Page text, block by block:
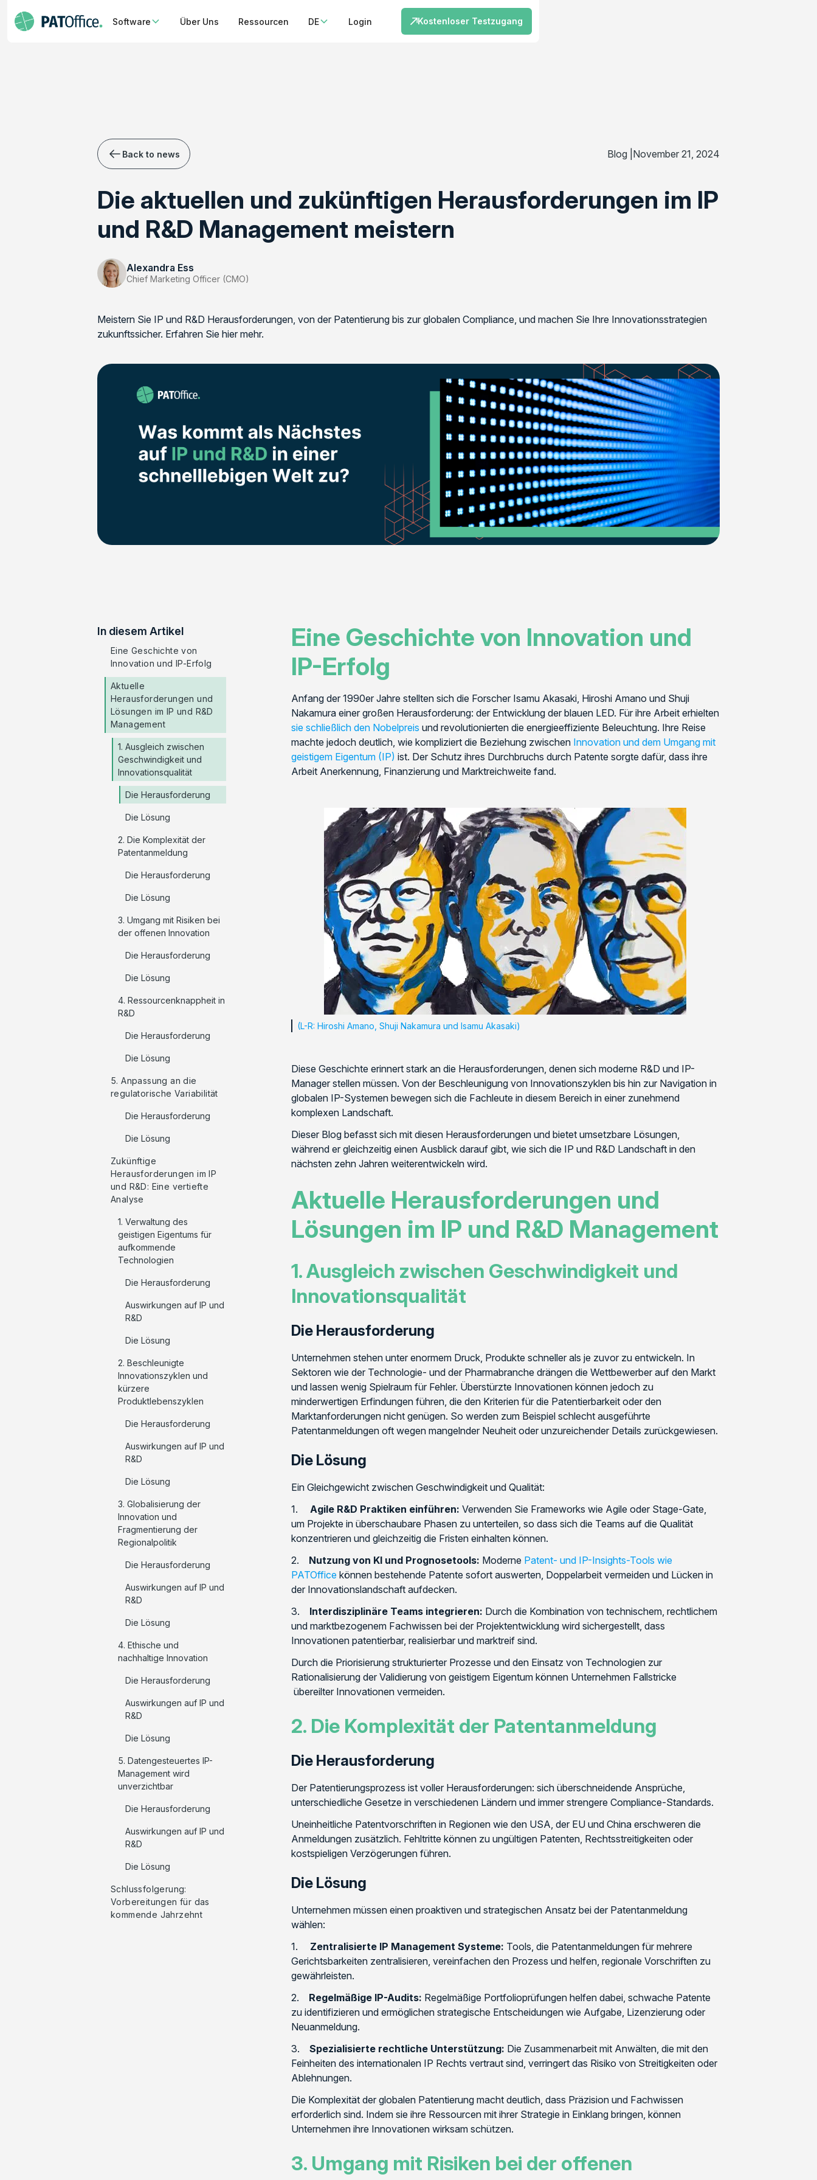
Software Über Uns Ressourcen DE Login Kostenloser Testzugang
Back to news Blog | November 21, 2024
Die aktuellen und zukünftigen Herausforderungen im IP
und R&D Management meistern
Chief Marketing Officer (CMO)
Alexandra Ess
Meistern Sie IP und R&D Herausforderungen, von der Patentierung bis zur globalen Compliance, und machen Sie Ihre Innovationsstrategien
zukunftssicher. Erfahren Sie hier mehr.
In diesem Artikel
Eine Geschichte von
Innovation und IP-Erfolg
Aktuelle
Herausforderungen und
Lösungen im IP und R&D
Management
1. Ausgleich zwischen
Geschwindigkeit und
Innovationsqualität
Die Herausforderung
Die Lösung
2. Die Komplexität der
Patentanmeldung
Die Herausforderung
Die Lösung
3. Umgang mit Risiken bei
der offenen Innovation
Die Herausforderung
Die Lösung
4. Ressourcenknappheit in
R&D
Die Herausforderung
Die Lösung
5. Anpassung an die
regulatorische Variabilität
Die Herausforderung
Die Lösung
Zukünftige
Herausforderungen im IP
und R&D: Eine vertiefte
Analyse
1. Verwaltung des
geistigen Eigentums für
aufkommende
Technologien
Die Herausforderung
Auswirkungen auf IP und
R&D
Die Lösung
2. Beschleunigte
Innovationszyklen und
kürzere
Produktlebenszyklen
Die Herausforderung
Auswirkungen auf IP und
R&D
Die Lösung
3. Globalisierung der
Innovation und
Fragmentierung der
Regionalpolitik
Die Herausforderung
Auswirkungen auf IP und
R&D
Die Lösung
4. Ethische und
nachhaltige Innovation
Die Herausforderung
Auswirkungen auf IP und
R&D
Die Lösung
5. Datengesteuertes IP-
Management wird
unverzichtbar
Die Herausforderung ‍
Auswirkungen auf IP und
R&D
Die Lösung
Schlussfolgerung:
Vorbereitungen für das
kommende Jahrzehnt
Eine Geschichte von Innovation und
IP-Erfolg
Anfang der 1990er Jahre stellten sich die Forscher Isamu Akasaki, Hiroshi Amano und Shuji
Nakamura einer großen Herausforderung: der Entwicklung der blauen LED. Für ihre Arbeit erhielten
sie schließlich den Nobelpreis und revolutionierten die energieeffiziente Beleuchtung. Ihre Reise
machte jedoch deutlich, wie kompliziert die Beziehung zwischen Innovation und dem Umgang mit
geistigem Eigentum (IP) ist. Der Schutz ihres Durchbruchs durch Patente sorgte dafür, dass ihre
Arbeit Anerkennung, Finanzierung und Marktreichweite fand.
(L-R: Hiroshi Amano, Shuji Nakamura und Isamu Akasaki)
Diese Geschichte erinnert stark an die Herausforderungen, denen sich moderne R&D und IP-
Manager stellen müssen. Von der Beschleunigung von Innovationszyklen bis hin zur Navigation in
globalen IP-Systemen bewegen sich die Fachleute in diesem Bereich in einer zunehmend
komplexen Landschaft.
Dieser Blog befasst sich mit diesen Herausforderungen und bietet umsetzbare Lösungen,
während er gleichzeitig einen Ausblick darauf gibt, wie sich die IP und R&D Landschaft in den
nächsten zehn Jahren weiterentwickeln wird.
Aktuelle Herausforderungen und
Lösungen im IP und R&D Management
1. Ausgleich zwischen Geschwindigkeit und
Innovationsqualität
Die Herausforderung
Unternehmen stehen unter enormem Druck, Produkte schneller als je zuvor zu entwickeln. In
Sektoren wie der Technologie- und der Pharmabranche drängen die Wettbewerber auf den Markt
und lassen wenig Spielraum für Fehler. Überstürzte Innovationen können jedoch zu
minderwertigen Erfindungen führen, die den Kriterien für die Patentierbarkeit oder den
Marktanforderungen nicht genügen. So werden zum Beispiel schlecht ausgeführte
Patentanmeldungen oft wegen mangelnder Neuheit oder unzureichender Details zurückgewiesen.
Die Lösung
Ein Gleichgewicht zwischen Geschwindigkeit und Qualität:
1. Agile R&D Praktiken einführen: Verwenden Sie Frameworks wie Agile oder Stage-Gate,
um Projekte in überschaubare Phasen zu unterteilen, so dass sich die Teams auf die Qualität
konzentrieren und gleichzeitig die Fristen einhalten können.
2. Nutzung von KI und Prognosetools: Moderne Patent- und IP-Insights-Tools wie
PATOffice können bestehende Patente sofort auswerten, Doppelarbeit vermeiden und Lücken in
der Innovationslandschaft aufdecken.
3. Interdisziplinäre Teams integrieren: Durch die Kombination von technischem, rechtlichem
und marktbezogenem Fachwissen bei der Projektentwicklung wird sichergestellt, dass
Innovationen patentierbar, realisierbar und marktreif sind.
Durch die Priorisierung strukturierter Prozesse und den Einsatz von Technologien zur
Rationalisierung der Validierung von geistigem Eigentum können Unternehmen Fallstricke
übereilter Innovationen vermeiden.
2. Die Komplexität der Patentanmeldung
Die Herausforderung
Der Patentierungsprozess ist voller Herausforderungen: sich überschneidende Ansprüche,
unterschiedliche Gesetze in verschiedenen Ländern und immer strengere Compliance-Standards.
Uneinheitliche Patentvorschriften in Regionen wie den USA, der EU und China erschweren die
Anmeldungen zusätzlich. Fehltritte können zu ungültigen Patenten, Rechtsstreitigkeiten oder
kostspieligen Verzögerungen führen.
Die Lösung
Unternehmen müssen einen proaktiven und strategischen Ansatz bei der Patentanmeldung
wählen:
1. Zentralisierte IP Management Systeme: Tools, die Patentanmeldungen für mehrere
Gerichtsbarkeiten zentralisieren, vereinfachen den Prozess und helfen, regionale Vorschriften zu
gewährleisten.
2. Regelmäßige IP-Audits: Regelmäßige Portfolioprüfungen helfen dabei, schwache Patente
zu identifizieren und ermöglichen strategische Entscheidungen wie Aufgabe, Lizenzierung oder
Neuanmeldung.
3. Spezialisierte rechtliche Unterstützung: Die Zusammenarbeit mit Anwälten, die mit den
Feinheiten des internationalen IP Rechts vertraut sind, verringert das Risiko von Streitigkeiten oder
Ablehnungen.
Die Komplexität der globalen Patentierung macht deutlich, dass Präzision und Fachwissen
erforderlich sind. Indem sie ihre Ressourcen mit ihrer Strategie in Einklang bringen, können
Unternehmen ihre Innovationen wirksam schützen.
3. Umgang mit Risiken bei der offenen